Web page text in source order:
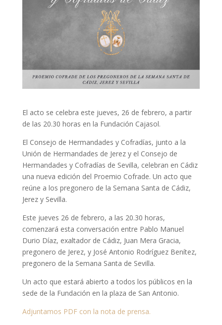
El acto se celebra este jueves, 26 de febrero, a partir
de las 20.30 horas en la Fundación Cajasol.
El Consejo de Hermandades y Cofradías, junto a la
Unión de Hermandades de Jerez y el Consejo de
Hermandades y Cofradías de Sevilla, celebran en Cádiz
una nueva edición del Proemio Cofrade. Un acto que
reúne a los pregonero de la Semana Santa de Cádiz,
Jerez y Sevilla.
Este jueves 26 de febrero, a las 20.30 horas,
comenzará esta conversación entre Pablo Manuel
Durio Díaz, exaltador de Cádiz, Juan Mera Gracia,
pregonero de Jerez, y José Antonio Rodríguez Benítez,
pregonero de la Semana Santa de Sevilla.
Un acto que estará abierto a todos los públicos en la
sede de la Fundación en la plaza de San Antonio.
Adjuntamos PDF con la nota de prensa.